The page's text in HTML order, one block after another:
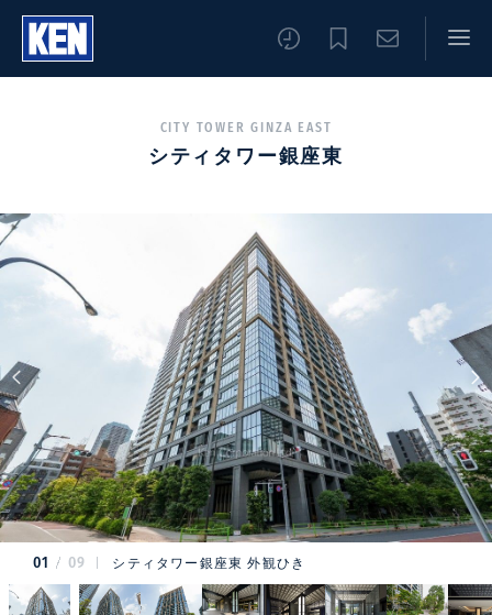
CITY TOWER GINZA EAST
シティタワー銀座東
01 09 シティタワー銀座東 外観ひき